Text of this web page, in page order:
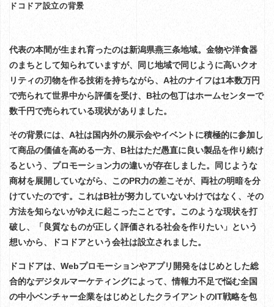
ドコドア設立の背景
代表の本間が生まれ育ったのは新潟県燕三条地域。金物や洋食器
のまちとして知られていますが、同じ地域で同じように高いクオ
リティの刃物を作る技術を持ちながら、A社のナイフは1本数万円
で売られて世界中から評価を受け、B社の包丁はホームセンターで
数千円で売られている現状がありました。
その背景には、A社は国内外の展示会やイベントに積極的に参加し
て商品の価値を高める一方、B社はただ愚直に良い製品を作り続け
るという、プロモーション力の違いが存在しました。同じような
商材を展開していながら、このPR力の差こそが、両社の明暗を分
けていたのです。これはB社が努力していないわけではなく、その
方法を知らないがゆえに起こったことです。このような現状を打
破し、「良質なものが正しく評価される社会を作りたい」という
想いから、ドコドアという会社は設立されました。
ドコドアは、Webプロモーションやアプリ開発をはじめとした総
合的なデジタルマーケティングによって、情報力不足で悩む全国
の中小ベンチャー企業をはじめとしたクライアントのIT戦略を包